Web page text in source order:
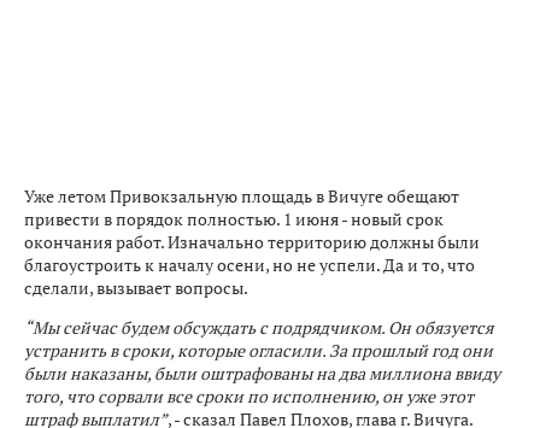
Уже летом Привокзальную площадь в Вичуге обещают
привести в порядок полностью. 1 июня - новый срок
окончания работ. Изначально территорию должны были
благоустроить к началу осени, но не успели. Да и то, что
сделали, вызывает вопросы.
“Мы сейчас будем обсуждать с подрядчиком. Он обязуется
устранить в сроки, которые огласили. За прошлый год они
были наказаны, были оштрафованы на два миллиона ввиду
того, что сорвали все сроки по исполнению, он уже этот
штраф выплатил”, - сказал Павел Плохов, глава г. Вичуга.